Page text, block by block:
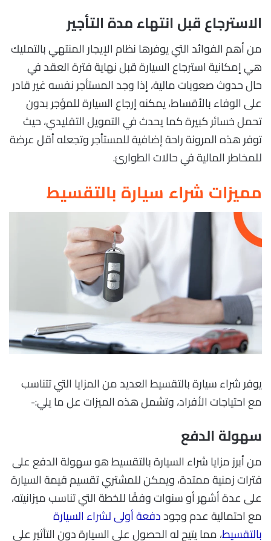
الاسترجاع قبل انتهاء مدة التأجير
من أهم الفوائد التي يوفرها نظام الإيجار المنتهي بالتمليك
هي إمكانية استرجاع السيارة قبل نهاية فترة العقد في
حال حدوث صعوبات مالية، إذا وجد المستأجر نفسه غير قادر
على الوفاء بالأقساط، يمكنه إرجاع السيارة للمؤجر بدون
تحمل خسائر كبيرة كما يحدث في التمويل التقليدي، حيث
توفر هذه المرونة راحة إضافية للمستأجر وتجعله أقل عرضة
للمخاطر المالية في حالات الطوارئ.
مميزات شراء سيارة بالتقسيط
يوفر شراء سيارة بالتقسيط العديد من المزايا التي تتناسب
مع احتياجات الأفراد، وتشمل هذه الميزات عل ما يلي:-
سهولة الدفع
من أبرز مزايا شراء السيارة بالتقسيط هو سهولة الدفع على
فترات زمنية ممتدة، ويمكن للمشتري تقسيم قيمة السيارة
على عدة أشهر أو سنوات وفقًا للخطة التي تناسب ميزانيته،
مع احتمالية عدم وجوددفعة أولى لشراء السيارة
بالتقسيط، مما يتيح له الحصول على السيارة دون التأثير على